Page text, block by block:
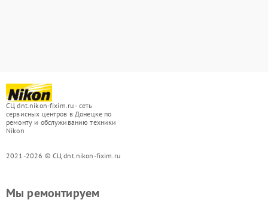
СЦ dnt.nikon-fixim.ru - сеть
сервисных центров в Донецке по
ремонту и обслуживанию техники
Nikon
2021-2026 © СЦ dnt.nikon-fixim.ru
Мы ремонтируем